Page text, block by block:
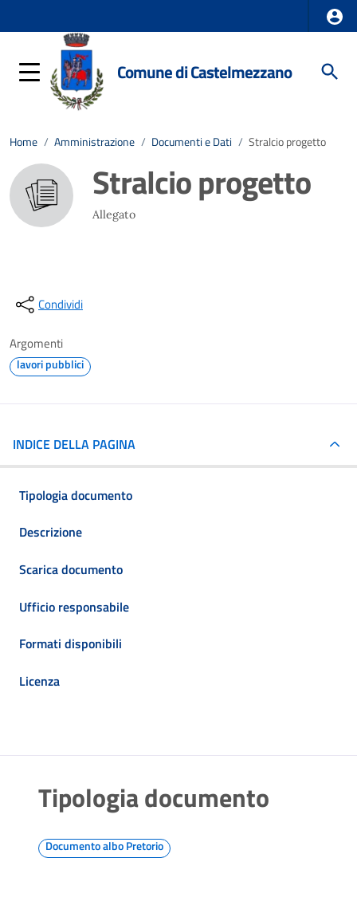
Comune di Castelmezzano
Home / Amministrazione / Documenti e Dati / Stralcio progetto
Stralcio progetto
Allegato
Condividi
Argomenti
lavori pubblici
INDICE DELLA PAGINA
Tipologia documento
Descrizione
Scarica documento
Ufficio responsabile
Formati disponibili
Licenza
Tipologia documento
Documento albo Pretorio